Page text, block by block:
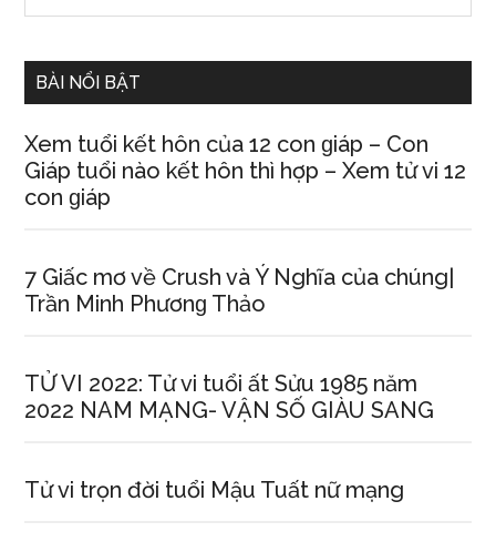
Sidebar
BÀI NỔI BẬT
Xem tuổi kết hôn của 12 con ɡiáp – Con
Giáp tuổi nào kết hôn thì hợp – Xem tử vi 12
con ɡiáp
7 Giấc mơ về Crush và Ý Nghĩa của chúng|
Trần Minh Phươnɡ Thảo
TỬ VI 2022: Tử vi tuổi ất Sửu 1985 năm
2022 NAM MẠNG- VẬN SỐ GIÀU SANG
Tử vi trọn đời tuổi Mậu Tuất nữ mạng